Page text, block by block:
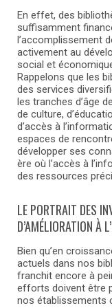
En effet, des
suffisamment
l’accomplissement
activement au
social et
Rappelons que les
des services
les tranches d’âge
de culture,
d’accès à
espaces de
développer ses
ère où l’accès à
des ressources
LE PORTRAIT DES
D’AMÉLIORATION À
Bien qu’en
actuels dans nos
franchit encore à
efforts doivent être
nos établissements